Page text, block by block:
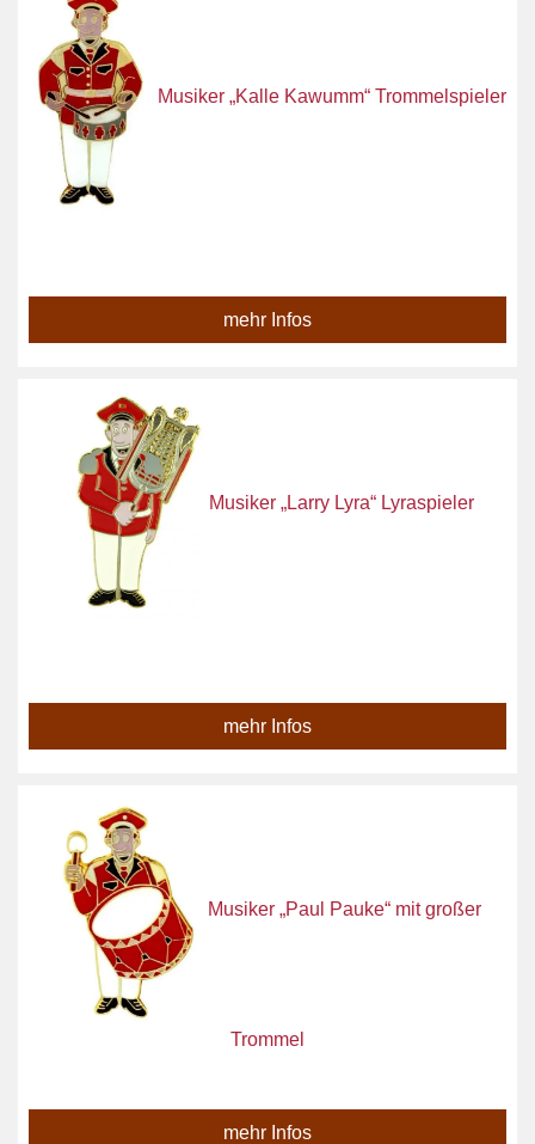
Musiker „Kalle Kawumm“ Trommelspieler
mehr Infos
Musiker „Larry Lyra“ Lyraspieler
mehr Infos
Musiker „Paul Pauke“ mit großer
Trommel
mehr Infos